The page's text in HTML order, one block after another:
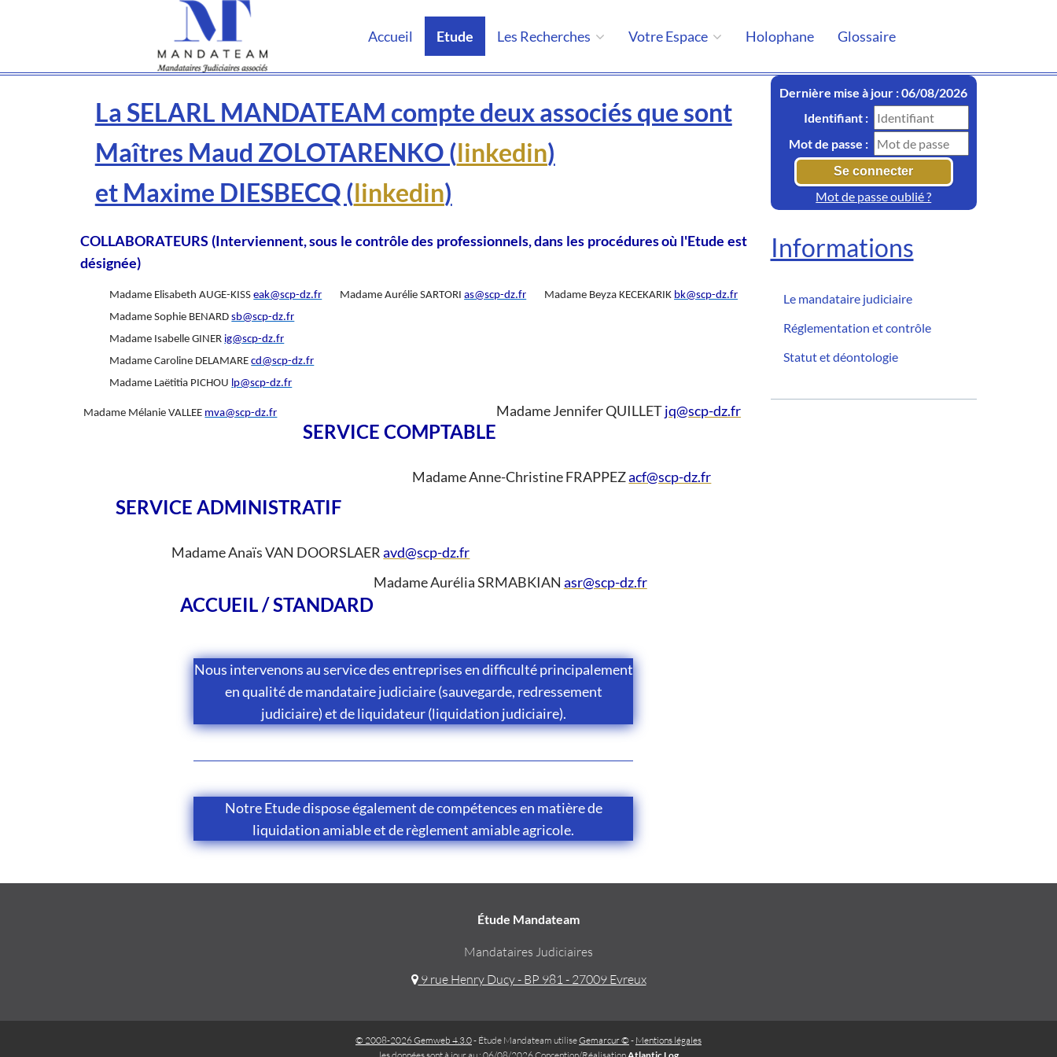
Accueil Etude Les Recherches Votre Espace Holophane Glossaire
Dernière mise à jour : 06/08/2026
Identifiant :
Mot de passe :
Mot de passe oublié ?
Informations
Le mandataire judiciaire
Réglementation et contrôle
Statut et déontologie
La SELARL MANDATEAM compte deux associés que sont
Maîtres Maud ZOLOTARENKO (linkedin)
et Maxime DIESBECQ (linkedin)
COLLABORATEURS (Interviennent, sous le contrôle des professionnels, dans les procédures où l'Etude est
désignée)
Madame Elisabeth AUGE-KISSeak@scp-dz.fr
Madame Sophie BENARDsb@scp-dz.fr
Madame Isabelle GINER ig@scp-dz.fr
Madame Caroline DELAMAREcd@scp-dz.fr
Madame Laëtitia PICHOU lp@scp-dz.fr
Madame Aurélie SARTORIas@scp-dz.fr Madame Beyza KECEKARIK bk@scp-dz.fr
Madame Mélanie VALLEE mva@scp-dz.fr
SERVICE COMPTABLE
Madame Jennifer QUILLETjq@scp-dz.fr
SERVICE ADMINISTRATIF
Madame Anne-Christine FRAPPEZacf@scp-dz.fr
Madame Anaïs VAN DOORSLAERavd@scp-dz.fr
ACCUEIL / STANDARD
Madame Aurélia SRMABKIAN asr@scp-dz.fr
Nous intervenons au service des entreprises en difficulté principalement
en qualité de mandataire judiciaire (sauvegarde, redressement
judiciaire) et de liquidateur (liquidation judiciaire).
Notre Etude dispose également de compétences en matière de
liquidation amiable et de règlement amiable agricole.
Étude Mandateam
Mandataires Judiciaires
9 rue Henry Ducy - BP 981 - 27009 Evreux
© 2008-2026 Gemweb 4.3.0- Étude Mandateam utiliseGemarcur © - Mentions légales